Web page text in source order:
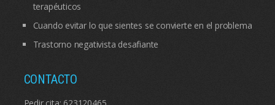
terapéuticos
Cuando evitar lo que sientes se convierte en el problema
Trastorno negativista desafiante
CONTACTO